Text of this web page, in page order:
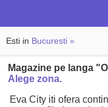
Esti in Bucuresti »
Magazine pe langa
Alege zona.
Eva City iti ofera